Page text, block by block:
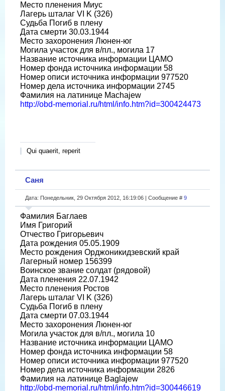
Место пленения Миус
Лагерь шталаг VI K (326)
Судьба Погиб в плену
Дата смерти 30.03.1944
Место захоронения Люнен-юг
Могила участок для в/пл., могила 17
Название источника информации ЦАМО
Номер фонда источника информации 58
Номер описи источника информации 977520
Номер дела источника информации 2745
Фамилия на латинице Machajew
http://obd-memorial.ru/html/info.htm?id=300424473
Qui quaerit, reperit
Саня
Дата: Понедельник, 29 Октября 2012, 16:19:06 | Сообщение # 9
Фамилия Баглаев
Имя Григорий
Отчество Григорьевич
Дата рождения 05.05.1909
Место рождения Орджоникидзевский край
Лагерный номер 156399
Воинское звание солдат (рядовой)
Дата пленения 22.07.1942
Место пленения Ростов
Лагерь шталаг VI K (326)
Судьба Погиб в плену
Дата смерти 07.03.1944
Место захоронения Люнен-юг
Могила участок для в/пл., могила 10
Название источника информации ЦАМО
Номер фонда источника информации 58
Номер описи источника информации 977520
Номер дела источника информации 2826
Фамилия на латинице Baglajew
http://obd-memorial.ru/html/info.htm?id=300446619